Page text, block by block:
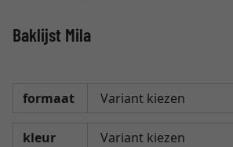
Baklijst Mila
formaat
kleur